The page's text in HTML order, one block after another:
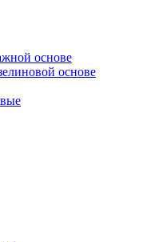
основе
основе